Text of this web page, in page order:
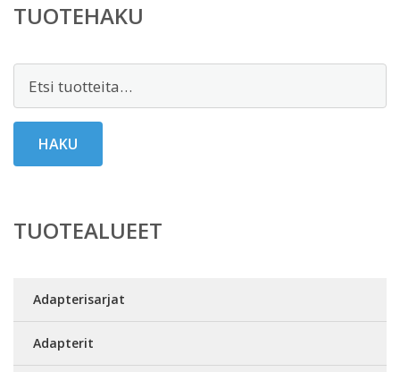
TUOTEHAKU
HAKU
TUOTEALUEET
Adapterisarjat
Adapterit